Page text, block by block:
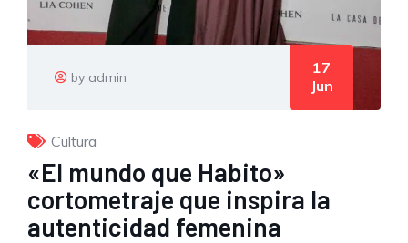
by admin
17
Jun
Cultura
«El mundo que Habito»
cortometraje que inspira la
autenticidad femenina